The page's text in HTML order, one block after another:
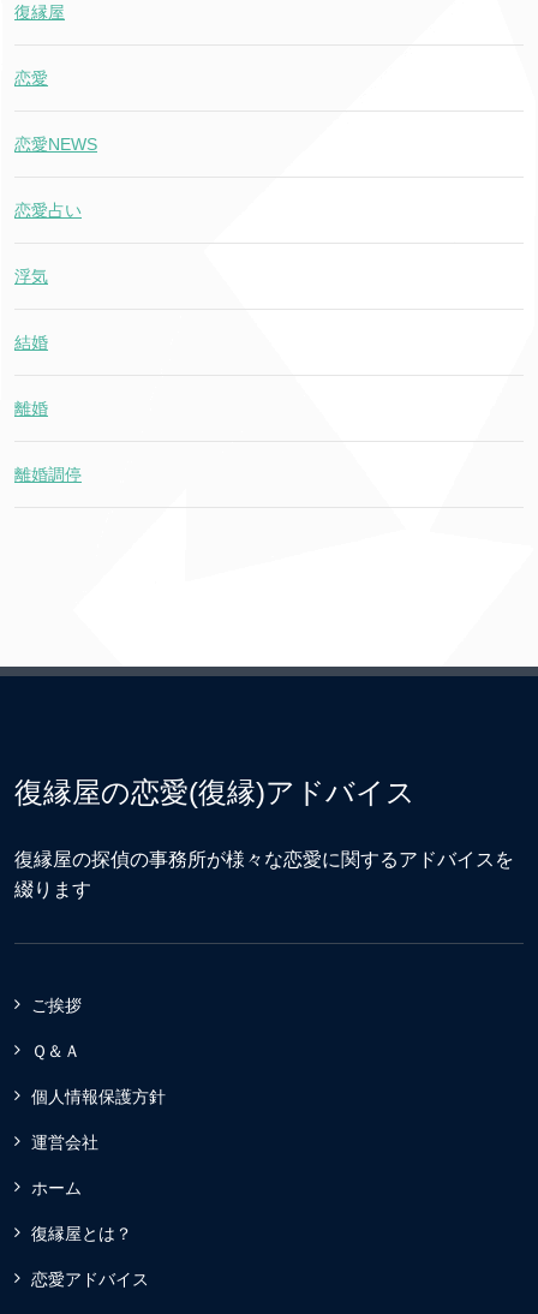
復縁屋
恋愛
恋愛NEWS
恋愛占い
浮気
結婚
離婚
離婚調停
復縁屋の恋愛(復縁)アドバイス
復縁屋の探偵の事務所が様々な恋愛に関するアドバイスを
綴ります
ご挨拶
Ｑ＆Ａ
個人情報保護方針
運営会社
ホーム
復縁屋とは？
恋愛アドバイス